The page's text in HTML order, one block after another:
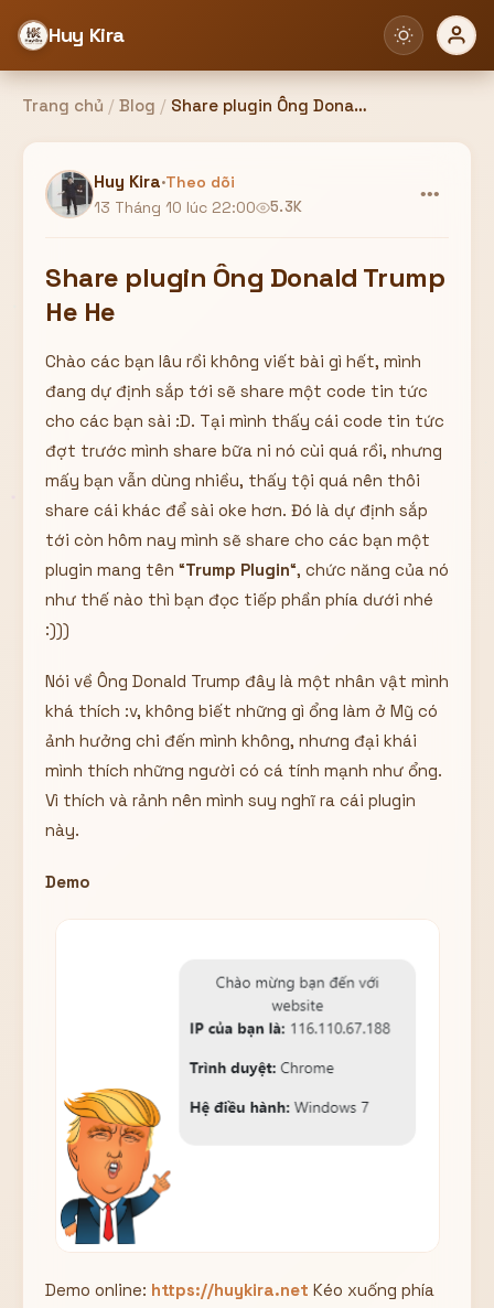
Huy Kira
ZALO ADMIN
0358949680
Đăng nhập
Hoặc
Email/Tên đăng nhập
Mật khẩu
Hiển thị
Quên mật khẩu ?
Đăng nhập
Trang chủ / Blog / Share plugin Ông Donald Trump He He
Huy Kira·Theo dõi
13 Tháng 10 lúc 22:00
5.3K
•••
Share plugin Ông Donald Trump
He He
Chào các bạn lâu rồi không viết bài gì hết, mình
đang dự định sắp tới sẽ share một code tin tức
cho các bạn sài :D. Tại mình thấy cái code tin tức
đợt trước mình share bữa ni nó cùi quá rồi, nhưng
mấy bạn vẫn dùng nhiều, thấy tội quá nên thôi
share cái khác để sài oke hơn. Đó là dự định sắp
tới còn hôm nay mình sẽ share cho các bạn một
plugin mang tên “Trump Plugin“, chức năng của nó
như thế nào thì bạn đọc tiếp phần phía dưới nhé
:)))
Nói về Ông Donald Trump đây là một nhân vật mình
khá thích :v, không biết những gì ổng làm ở Mỹ có
ảnh hưởng chi đến mình không, nhưng đại khái
mình thích những người có cá tính mạnh như ổng.
Vì thích và rảnh nên mình suy nghĩ ra cái plugin
này.
Demo
Demo online: https://huykira.net Kéo xuống phía